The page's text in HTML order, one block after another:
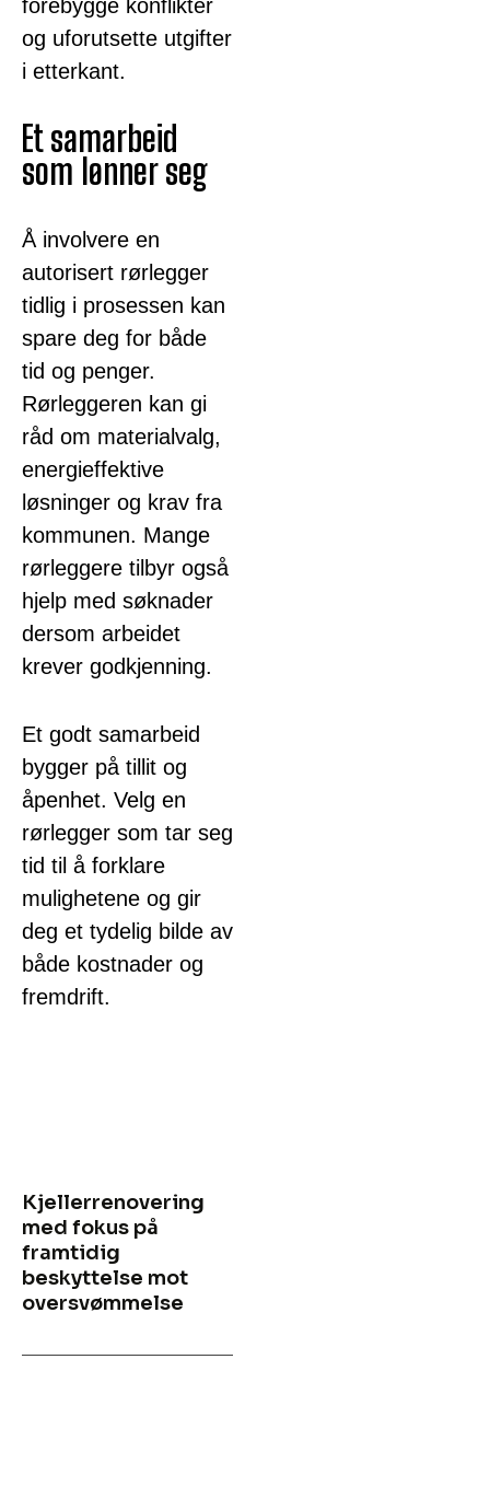
forebygge konflikter
og uforutsette utgifter
i etterkant.
Et samarbeid
som lønner seg
Å involvere en
autorisert rørlegger
tidlig i prosessen kan
spare deg for både
tid og penger.
Rørleggeren kan gi
råd om materialvalg,
energieffektive
løsninger og krav fra
kommunen. Mange
rørleggere tilbyr også
hjelp med søknader
dersom arbeidet
krever godkjenning.
Et godt samarbeid
bygger på tillit og
åpenhet. Velg en
rørlegger som tar seg
tid til å forklare
mulighetene og gir
deg et tydelig bilde av
både kostnader og
fremdrift.
Kjellerrenovering
med fokus på
framtidig
beskyttelse mot
oversvømmelse